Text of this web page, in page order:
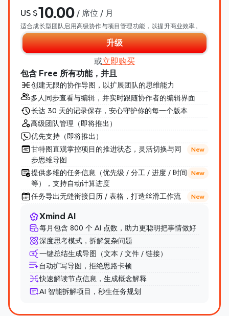
US $10.00 / 席位 / 月
适合成长型团队启用高级协作与项目管理功能，以提升商业效率。
升级
或立即购买
包含 Free 所有功能，并且
创建无限的协作导图，以扩展团队的思维能力
多人同步查看与编辑，并实时跟随协作者的编辑界面
长达 30 天的记录保存，安心守护你的每一个版本
高级团队管理（即将推出）
优先支持（即将推出）
甘特图直观掌控项目的推进状态，灵活切换与同
步思维导图
New
提供多维的任务信息（优先级 / 分工 / 进度 / 时间
等），支持自动计算进度
New
任务导出无缝衔接日历 / 表格，打造丝滑工作流 New
Xmind AI
每月包含 800 个 AI 点数，助力更聪明把事情做好
深度思考模式，拆解复杂问题
一键总结生成导图（文本 / 文件 / 链接）
自动扩写导图，拒绝思路卡顿
快速解读节点信息，生成概念解释
AI 智能拆解项目，秒生任务规划